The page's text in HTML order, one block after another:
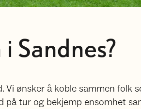
Sandnes?
Vi ønsker å koble sammen folk
på tur og bekjemp ensomhet